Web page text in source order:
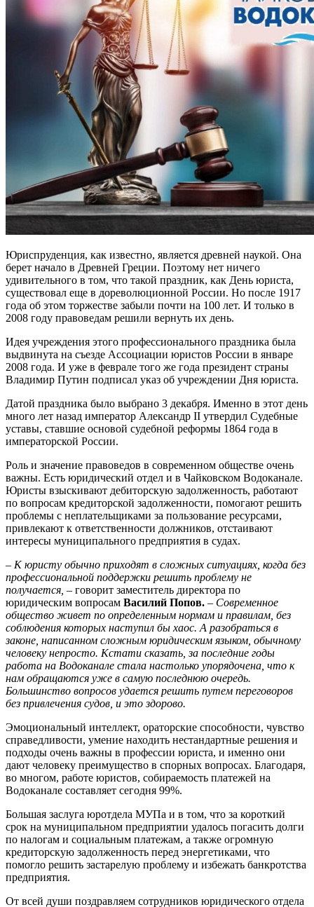
Юриспруденция, как известно, является древней наукой. Она
берет начало в Древней Греции. Поэтому нет ничего
удивительного в том, что такой праздник, как День юриста,
существовал еще в дореволюционной России. Но после 1917
года об этом торжестве забыли почти на 100 лет. И только в
2008 году правоведам решили вернуть их день.
Идея учреждения этого профессионального праздника была
выдвинута на съезде Ассоциации юристов России в январе
2008 года. И уже в феврале того же года президент страны
Владимир Путин подписал указ об учреждении Дня юриста.
Датой праздника было выбрано 3 декабря. Именно в этот день
много лет назад император Александр II утвердил Судебные
уставы, ставшие основой судебной реформы 1864 года в
императорской России.
Роль и значение правоведов в современном обществе очень
важны. Есть юридический отдел и в Чайковском Водоканале.
Юристы взыскивают дебиторскую задолженность, работают
по вопросам кредиторской задолженности, помогают решить
проблемы с неплательщиками за пользование ресурсами,
привлекают к ответственности должников, отстаивают
интересы муниципального предприятия в судах.
– К юристу обычно приходят в сложных ситуациях, когда без
профессиональной поддержки решить проблему не
получается, – говорит заместитель директора по
юридическим вопросам Василий Попов. – Современное
общество живет по определенным нормам и правилам, без
соблюдения которых наступил бы хаос. А разобраться в
законе, написанном сложным юридическим языком, обычному
человеку непросто. Кстати сказать, за последние годы
работа на Водоканале стала настолько упорядочена, что к
нам обращаются уже в самую последнюю очередь.
Большинство вопросов удается решить путем переговоров
без привлечения судов, и это здорово.
Эмоциональный интеллект, ораторские способности, чувство
справедливости, умение находить нестандартные решения и
подходы очень важны в профессии юриста, и именно они
дают человеку преимущество в спорных вопросах. Благодаря,
во многом, работе юристов, собираемость платежей на
Водоканале составляет сегодня 99%.
Большая заслуга юротдела МУПа и в том, что за короткий
срок на муниципальном предприятии удалось погасить долги
по налогам и социальным платежам, а также огромную
кредиторскую задолженность перед энергетиками, что
помогло решить застарелую проблему и избежать банкротства
предприятия.
От всей души поздравляем сотрудников юридического отдела